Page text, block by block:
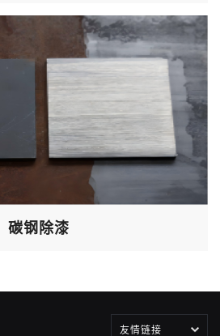
碳钢除漆
友情链接